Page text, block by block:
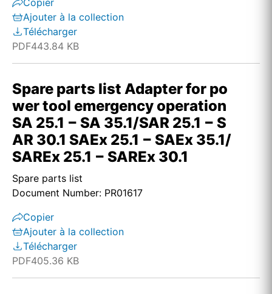
Copier
Ajouter à la collection
Télécharger
PDF443.84 KB
Spare parts list Adapter for po
wer tool emergency operation
SA 25.1 − SA 35.1/SAR 25.1 − S
AR 30.1 SAEx 25.1 − SAEx 35.1/
SAREx 25.1 − SAREx 30.1
Spare parts list
Document Number: PR01617
Copier
Ajouter à la collection
Télécharger
PDF405.36 KB